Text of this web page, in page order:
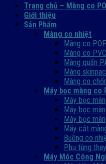
Trang chủ – Màng co
Giới thiệu
Sản Phẩm
Màng co nhiệt
Màng co
Màng co PVC
Màng quấn
Màng
Màng co
Máy bọc màng co
Máy bọc
Máy bọc
Máy bọc
Máy cắt
Buồng co
Phụ tùng
Máy Móc Công